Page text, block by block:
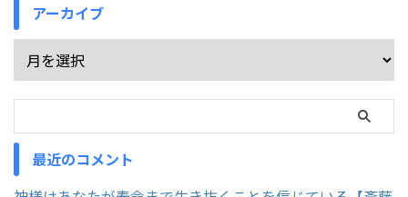
アーカイブ
最近のコメント